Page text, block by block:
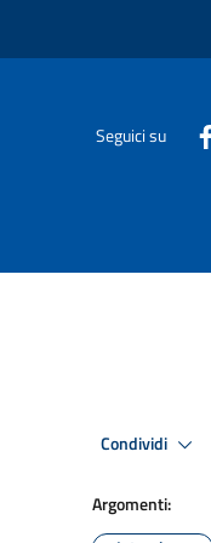
Seguici su
Condividi
Argomenti: